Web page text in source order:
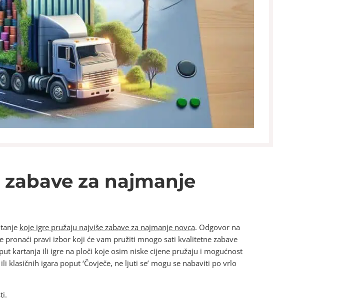
za najmanje
koje igre pružaju najviše zabave za najmanje novca. Odgovor na
pravi izbor koji će vam pružiti mnogo sati kvalitetne zabave
kartanja ili igre na ploči koje osim niske cijene pružaju i mogućnost
klasičnih igara poput ‘Čovječe, ne ljuti se’ mogu se nabaviti po vrlo